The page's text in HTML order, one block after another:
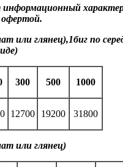
информационный
офертой.
или глянец),1биг по
300 500 1000
12700 19200 31800
или глянец)